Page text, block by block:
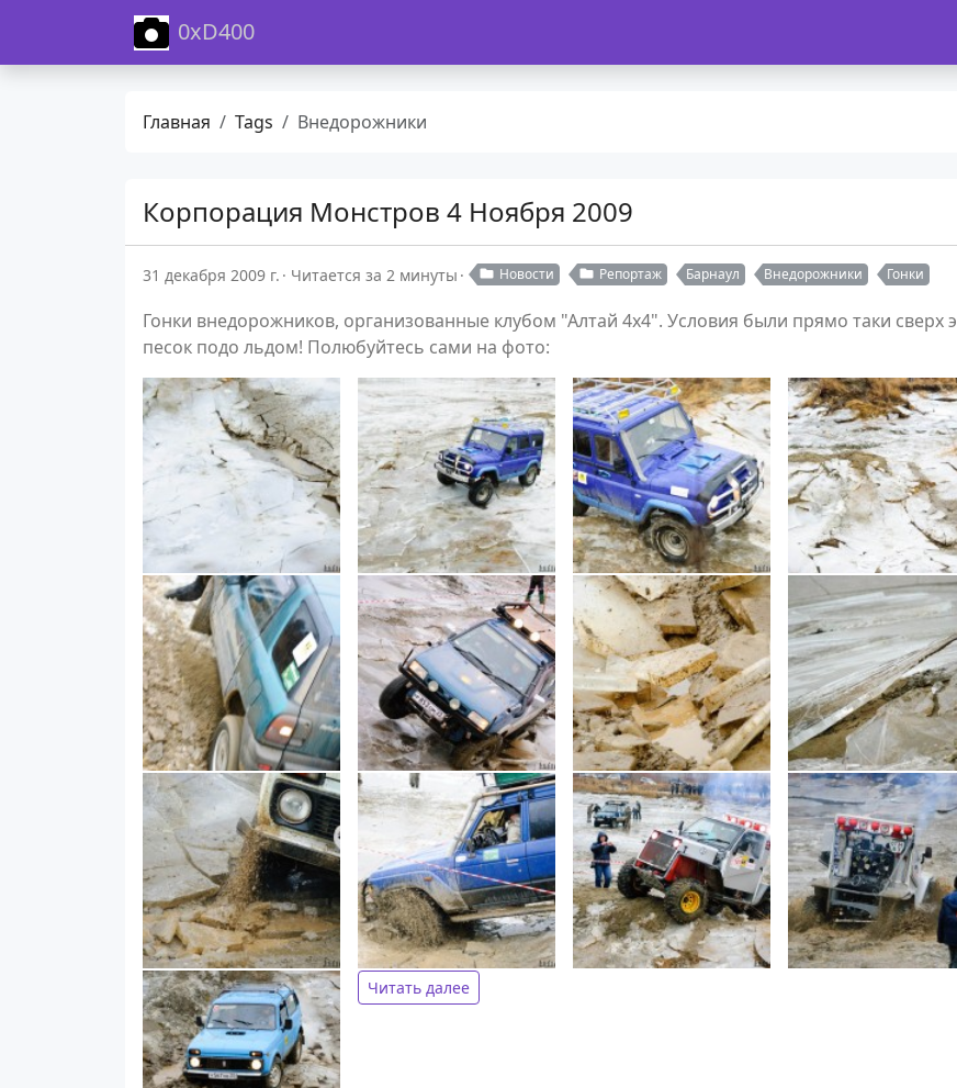
0xD400
Главная Tags Внедорожники
Корпорация Монстров 4 Ноября 2009
31 декабря 2009 г. Читается за 2 минуты Новости Репортаж Барнаул Внедорожники Гонки
Гонки внедорожников, организованные клубом "Алтай 4х4". Условия были прямо таки сверх
песок подо льдом! Полюбуйтесь сами на фото:
Читать далее